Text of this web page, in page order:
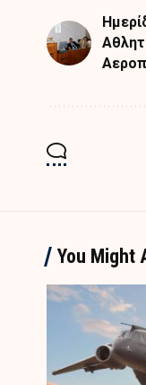
You Might